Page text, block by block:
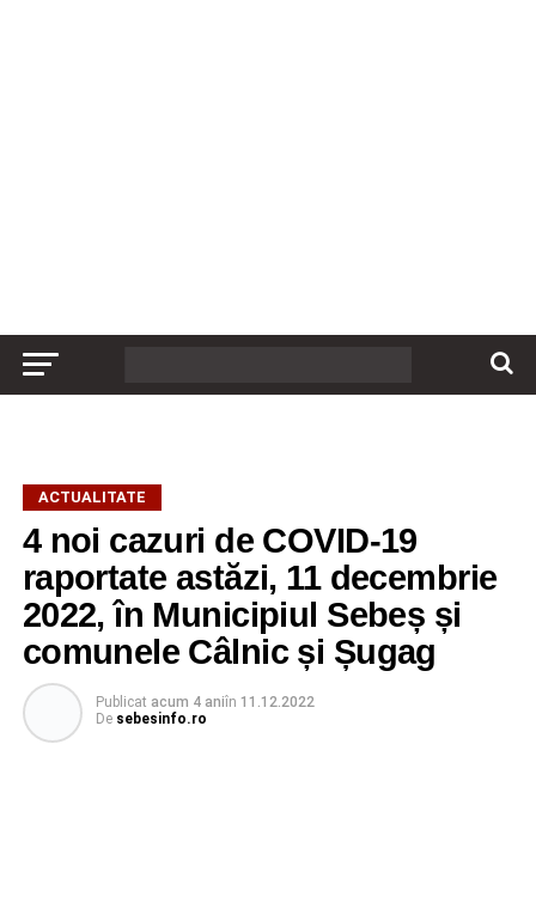
ACTUALITATE
4 noi cazuri de COVID-19
raportate astăzi, 11 decembrie
2022, în Municipiul Sebeș și
comunele Câlnic și Șugag
Publicat acum 4 aniîn 11.12.2022
De sebesinfo.ro